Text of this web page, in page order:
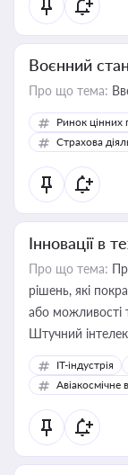
Воєнний
Про що тема:
Ринок цінних
Страхова
Інновації в
Про що тема:
рішень, які
або можливості
Штучний
IT-індустрія
Авіакосмічне